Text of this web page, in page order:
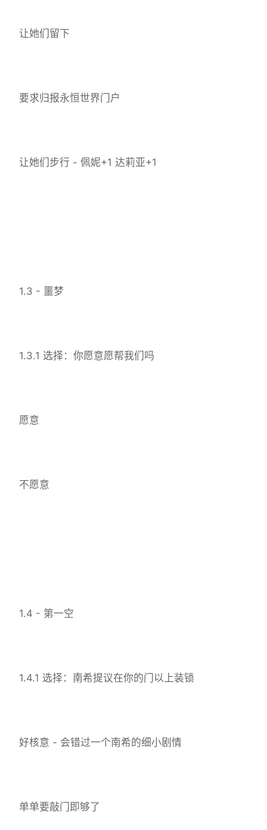
让她们留下
要求归报永恒世界门户
让她们步行 - 佩妮+1 达莉亚+1
1.3 - 噩梦
1.3.1 选择：你愿意愿帮我们吗
愿意
不愿意
1.4 - 第一空
1.4.1 选择：南希提议在你的门以上装锁
好核意 - 会错过一个南希的细小剧情
单单要敲门即够了